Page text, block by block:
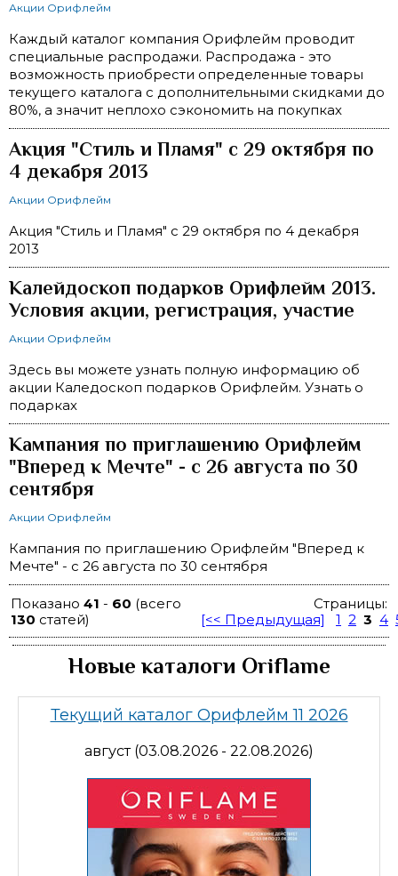
Акции Орифлейм
Каждый каталог компания Орифлейм проводит
специальные распродажи. Распродажа - это
возможность приобрести определенные товары
текущего каталога с дополнительными скидками до
80%, а значит неплохо сэкономить на покупках
Акция "Стиль и Пламя" с 29 октября по
4 декабря 2013
Акции Орифлейм
Акция "Стиль и Пламя" с 29 октября по 4 декабря
2013
Калейдоскоп подарков Орифлейм 2013.
Условия акции, регистрация, участие
Акции Орифлейм
Здесь вы можете узнать полную информацию об
акции Каледоскоп подарков Орифлейм. Узнать о
подарках
Кампания по приглашению Орифлейм
"Вперед к Мечте" - с 26 августа по 30
сентября
Акции Орифлейм
Кампания по приглашению Орифлейм "Вперед к
Мечте" - с 26 августа по 30 сентября
Показано 41 - 60 (всего
130 статей)
Страницы:
[<< Предыдущая]
1 2 3 4
Новые каталоги Oriflame
Текущий каталог Орифлейм 11 2026
август (03.08.2026 - 22.08.2026)